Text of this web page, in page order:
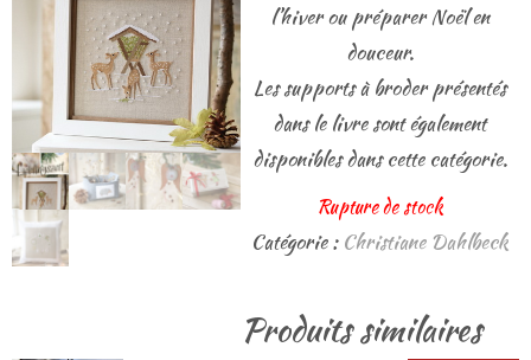
l’hiver ou préparer Noël en
douceur.
Les supports à broder présentés
dans le livre sont également
disponibles dans cette catégorie.
Rupture de stock
Catégorie : Christiane Dahlbeck
Produits similaires